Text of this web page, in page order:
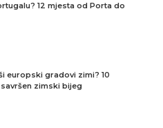
12 mjesta od Porta do
europski gradovi zimi? 10
zimski bijeg